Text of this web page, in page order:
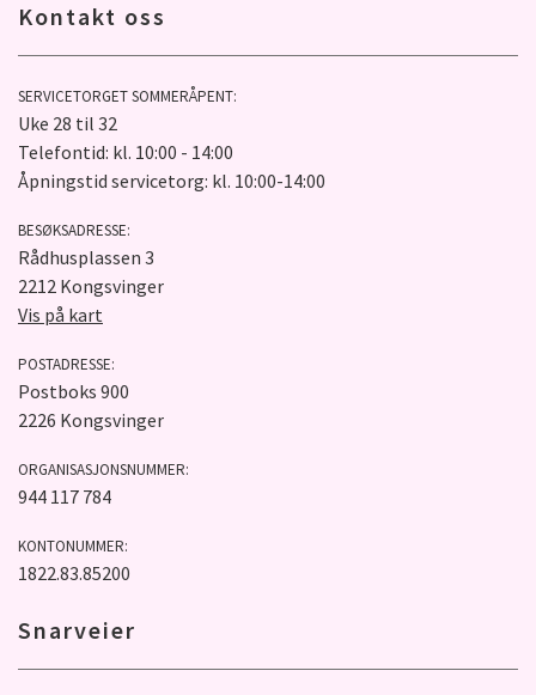
Kontakt oss
SERVICETORGET SOMMERÅPENT:
Uke 28 til 32
Telefontid: kl. 10:00 - 14:00
Åpningstid servicetorg: kl. 10:00-14:00
BESØKSADRESSE:
Rådhusplassen 3
2212 Kongsvinger
Vis på kart
POSTADRESSE:
Postboks 900
2226 Kongsvinger
ORGANISASJONSNUMMER:
944 117 784
KONTONUMMER:
1822.83.85200
Snarveier